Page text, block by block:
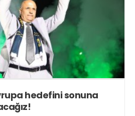
hedefini sonuna